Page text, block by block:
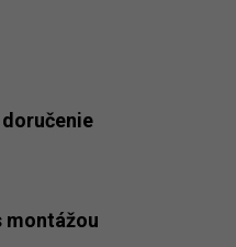
montážou